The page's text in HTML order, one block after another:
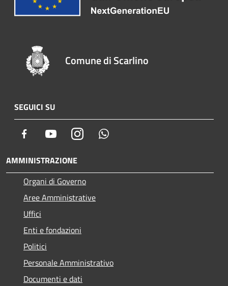
Comune di Scarlino
SEGUICI SU
Facebook YoutubeInstagram
AMMINISTRAZIONE
Organi di Governo
Aree Amministrative
Uffici
Enti e fondazioni
Politici
Personale Amministrativo
Documenti e dati